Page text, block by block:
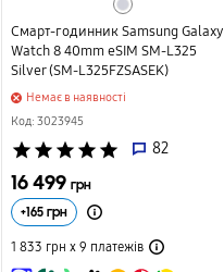
Смарт-годинник Samsung Galaxy
Watch 8 40mm eSIM SM-L325
Silver (SM-L325FZSASEK)
Немає в наявності
Код: 3023945
star star star star star 82
16 499 грн
+165 грн
1 833 грн х 9 платежів